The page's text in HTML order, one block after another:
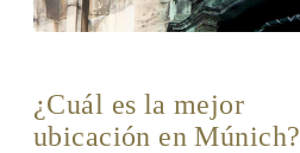
¿Cuál es la mejor
ubicación en Múnich?